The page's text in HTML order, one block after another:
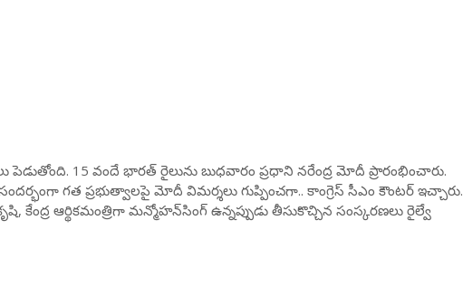
పెడుతోంది. 15 వందే భారత్ రైలును బుధవారం ప్రధాని నరేంద్ర మోదీ ప్రారంభించారు.
గత ప్రభుత్వాలపై మోదీ విమర్శలు గుప్పించగా.. కాంగ్రెస్ సీఎం కౌంటర్ ఇచ్చారు.
కేంద్ర ఆర్థికమంత్రిగా మన్మోహన్‌సింగ్‌ ఉన్నప్పుడు తీసుకొచ్చిన సంస్కరణలు రైల్వే